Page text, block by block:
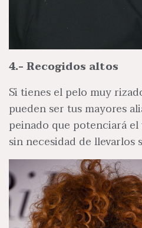
4.- Recogidos altos
Si tienes el pelo muy
pueden ser tus mayores
peinado que potenciará
sin necesidad de llevarlos